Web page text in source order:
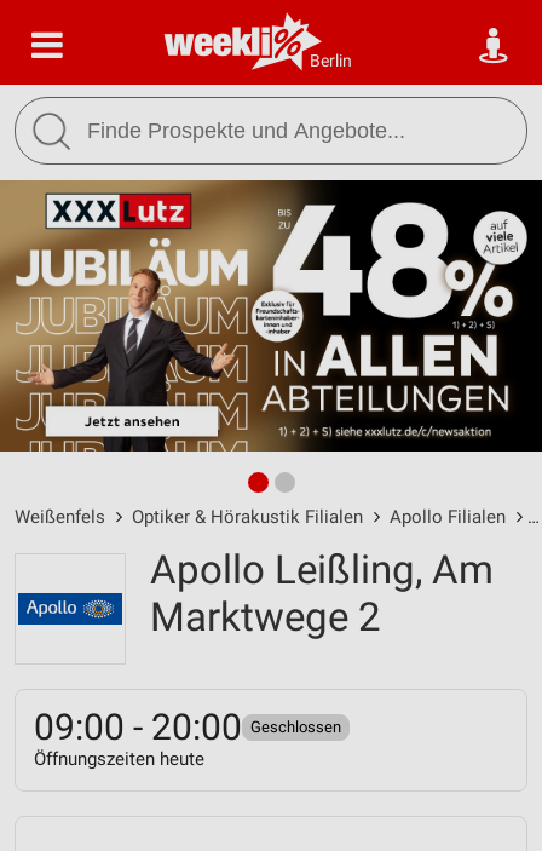
Berlin
Weißenfels Optiker & Hörakustik Filialen Apollo Filialen
Apollo Leißling, Am
Marktwege 2
09:00 - 20:00 Geschlossen
Öffnungszeiten heute